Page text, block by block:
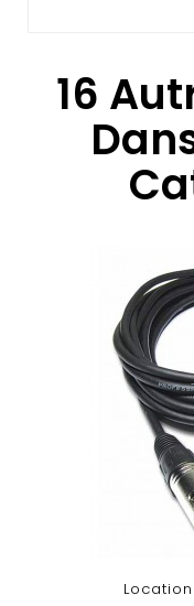
16
Location